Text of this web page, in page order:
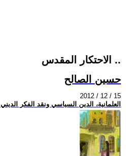
الاحتكار المقدس ..
حسين الصالح
2012 / 12 / 15
العلمانية، الدين السياسي ونقد الفكر الديني